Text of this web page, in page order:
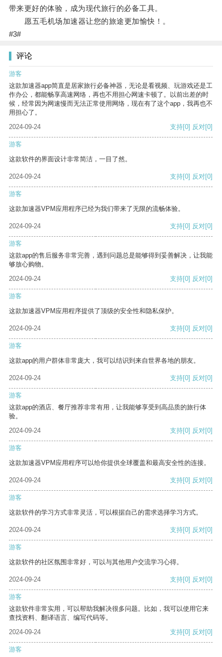
带来更好的体验，成为现代旅行的必备工具。
愿五毛机场加速器让您的旅途更加愉快！。
#3#
评论
游客
这款加速器app简直是居家旅行必备神器，无论是看视频、玩游戏还是工
作办公，都能畅享高速网络，再也不用担心网速卡顿了。以前出差的时
候，经常因为网速慢而无法正常使用网络，现在有了这个app，我再也不
用担心了。
2024-09-24
支持[0] 反对[0]
游客
这款软件的界面设计非常简洁，一目了然。
2024-09-24 支持[0] 反对[0]
游客
这款加速器VPM应用程序已经为我们带来了无限的流畅体验。
2024-09-24 支持[0] 反对[0]
游客
这款app的售后服务非常完善，遇到问题总是能够得到妥善解决，让我能
够放心购物。
2024-09-24
支持[0] 反对[0]
游客
这款加速器VPM应用程序提供了顶级的安全性和隐私保护。
2024-09-24 支持[0] 反对[0]
游客
这款app的用户群体非常庞大，我可以结识到来自世界各地的朋友。
2024-09-24 支持[0] 反对[0]
游客
这款app的酒店、餐厅推荐非常有用，让我能够享受到高品质的旅行体
验。
2024-09-24
支持[0] 反对[0]
游客
这款加速器VPM应用程序可以给你提供全球覆盖和最高安全性的连接。
2024-09-24 支持[0] 反对[0]
游客
这款软件的学习方式非常灵活，可以根据自己的需求选择学习方式。
2024-09-24 支持[0] 反对[0]
游客
这款软件的社区氛围非常好，可以与其他用户交流学习心得。
2024-09-24 支持[0] 反对[0]
游客
这款软件非常实用，可以帮助我解决很多问题。比如，我可以使用它来
查找资料、翻译语言、编写代码等。
2024-09-24
支持[0] 反对[0]
游客